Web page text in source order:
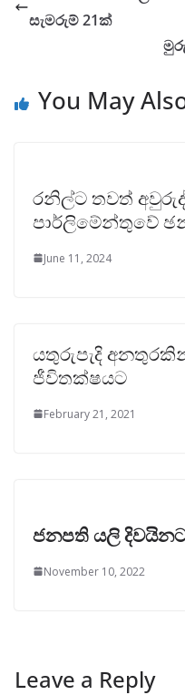
සැමරුම් 21ක්
You May
රනිල්ට තවත්
පාර්ලිමේන්තුවේ
June 11, 2024
යතුරුපැදි
ජීවිතක්ෂයට
February 21, 2021
ජනපති යලි
November 10, 2022
Leave a Reply